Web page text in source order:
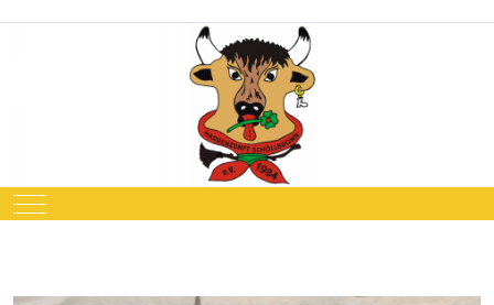
Mobile Menu Toggle